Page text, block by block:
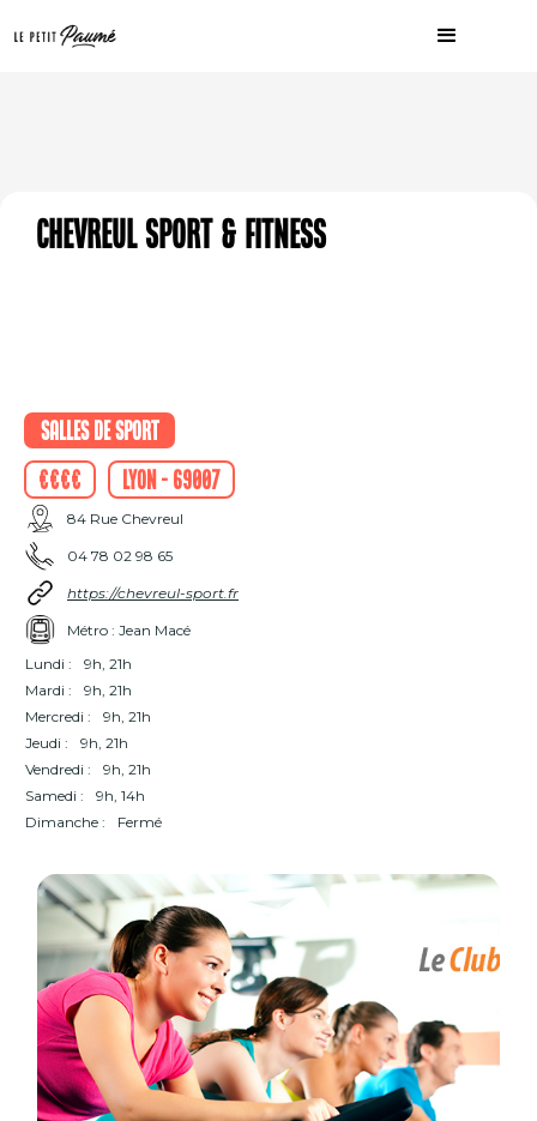
Chevreul SPORT & FITNESS
Salles de sport
€€€€
Lyon - 69007
84 Rue Chevreul
04 78 02 98 65
https://chevreul-sport.fr
Métro : Jean Macé
Lundi :
9h, 21h
Mardi :
9h, 21h
Mercredi :
9h, 21h
Jeudi :
9h, 21h
Vendredi :
9h, 21h
Samedi :
9h, 14h
Dimanche :
Fermé